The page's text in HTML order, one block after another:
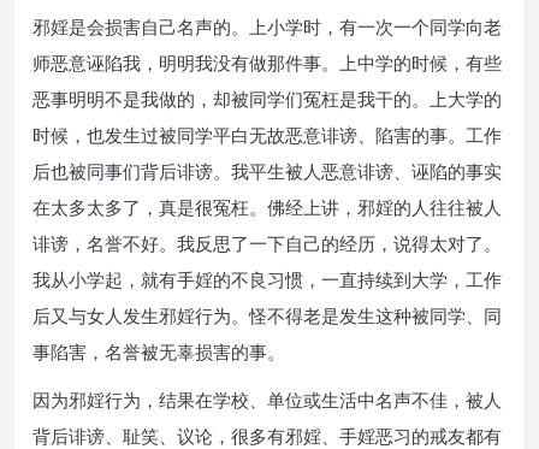
邪婬是会损害自己名声的。上小学时，有一次一个同学向老
师恶意诬陷我，明明我没有做那件事。上中学的时候，有些
恶事明明不是我做的，却被同学们冤枉是我干的。上大学的
时候，也发生过被同学平白无故恶意诽谤、陷害的事。工作
后也被同事们背后诽谤。我平生被人恶意诽谤、诬陷的事实
在太多太多了，真是很冤枉。佛经上讲，邪婬的人往往被人
诽谤，名誉不好。我反思了一下自己的经历，说得太对了。
我从小学起，就有手婬的不良习惯，一直持续到大学，工作
后又与女人发生邪婬行为。怪不得老是发生这种被同学、同
事陷害，名誉被无辜损害的事。
因为邪婬行为，结果在学校、单位或生活中名声不佳，被人
背后诽谤、耻笑、议论，很多有邪婬、手婬恶习的戒友都有